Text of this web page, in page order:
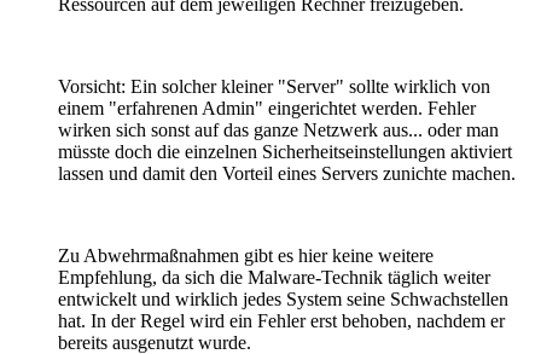
Vorsicht: Ein solcher kleiner "Server" sollte wirklich von
einem "erfahrenen Admin" eingerichtet werden. Fehler
wirken sich sonst auf das ganze Netzwerk aus... oder man
müsste doch die einzelnen Sicherheitseinstellungen aktiviert
lassen und damit den Vorteil eines Servers zunichte machen.
Zu Abwehrmaßnahmen gibt es hier keine weitere
Empfehlung, da sich die Malware-Technik täglich weiter
entwickelt und wirklich jedes System seine Schwachstellen
hat. In der Regel wird ein Fehler erst behoben, nachdem er
bereits ausgenutzt wurde.